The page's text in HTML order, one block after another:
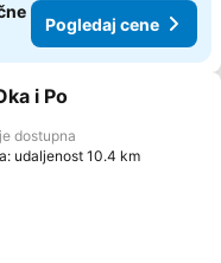
Pogledaj cene
favorite
i Po
dostupna
udaljenost 10.4 km